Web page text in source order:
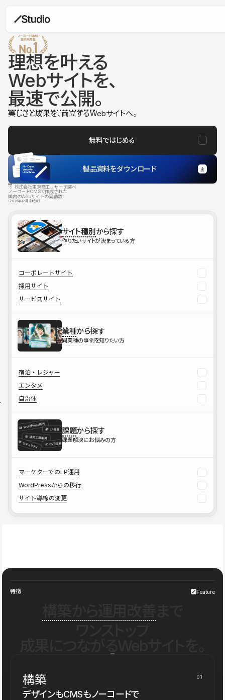
理想を叶える
Webサイトを、
最速で公開。
美しさと成果を、両立するWebサイトへ。
無料ではじめる
製品資料をダウンロード
※ 株式会社東京商工リサーチ調べ
ノーコードCMSで作成された
国内のWebサイトの実績数
（2025年12月末時点）
サイト種別から探す
作りたいサイトが決まっている方
コーポレートサイト
採用サイト
サービスサイト
業種から探す
同業種の事例を知りたい方
宿泊・レジャー
エンタメ
自治体
課題から探す
課題解決にお悩みの方
マーケターでのLP運用
WordPressからの移行
サイト導線の変更
特徴 Feature
構築 01
デザインもCMSもノーコードで